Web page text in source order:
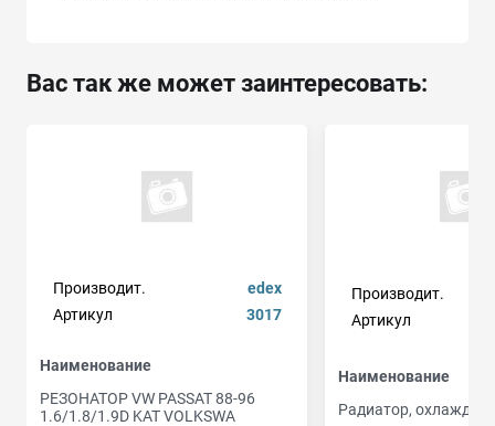
Вас так же может заинтересовать:
Производит.
edex
Артикул
3017
Наименование
РЕЗОНАТОР VW PASSAT 88-96
1.6/1.8/1.9D KAT VOLKSWA
Производит.
Артикул
Наименование
Радиатор,